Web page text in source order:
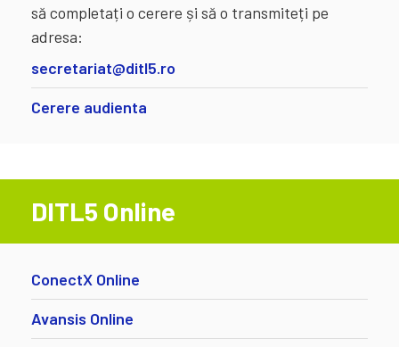
să completați o cerere și să o transmiteți pe
adresa:
secretariat@ditl5.ro
Cerere audienta
DITL5 Online
ConectX Online
Avansis Online